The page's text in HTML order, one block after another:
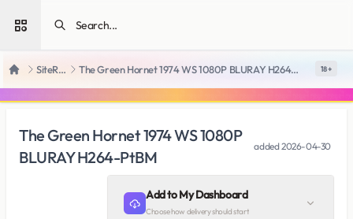
Open sidebar
Home SiteRips The Green Hornet 1974 WS 1080P BLURAY H264-PtBM 18 +
The Green Hornet 1974 WS 1080P
BLURAY H264-PtBM
added2026-04-30
Add to My Dashboard
Choose how delivery should start